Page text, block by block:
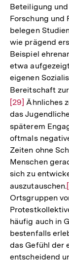
Beteiligung
Forschung und
belegen
wie prägend
Beispiel
etwa
eigenen
Bereitschaft
[29] Ähnliches
das
späterem
oftmals
Zeiten ohne
Menschen
sich zu
auszutauschen.
Ortsgruppen
häufig auch in
bestenfalls
das Gefühl der
entscheidend